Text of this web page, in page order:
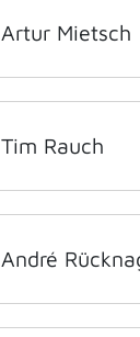
Artur Mietsch
Tim Rauch
André